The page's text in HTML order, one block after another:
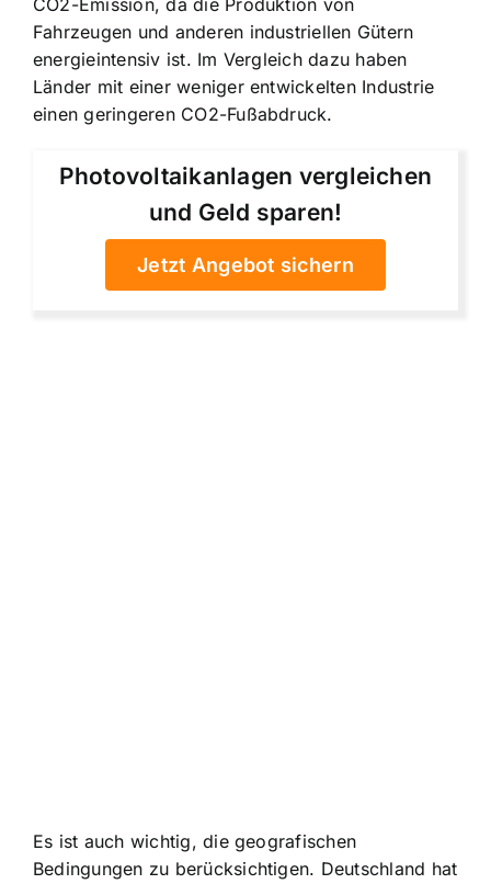
Fahrzeugen und anderen industriellen Gütern
energieintensiv ist. Im Vergleich dazu haben
Länder mit einer weniger entwickelten Industrie
einen geringeren CO2-Fußabdruck.
Photovoltaikanlagen vergleichen
und Geld sparen!
Jetzt Angebot sichern
Es ist auch wichtig, die geografischen
Bedingungen zu berücksichtigen. Deutschland hat